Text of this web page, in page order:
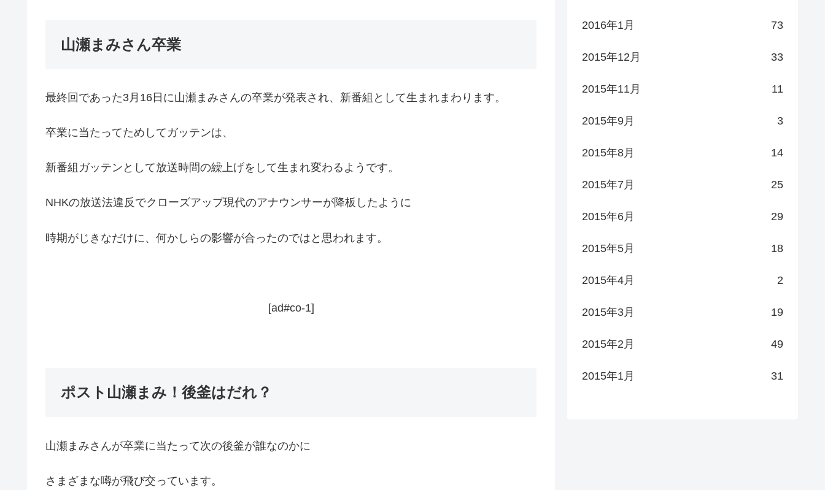
山瀬まみさん卒業
最終回であった3月16日に山瀬まみさんの卒業が発表され、新番組として生まれまわります。
卒業に当たってためしてガッテンは、
新番組ガッテンとして放送時間の繰上げをして生まれ変わるようです。
NHKの放送法違反でクローズアップ現代のアナウンサーが降板したように
時期がじきなだけに、何かしらの影響が合ったのではと思われます。
[ad#co-1]
ポスト山瀬まみ！後釜はだれ？
山瀬まみさんが卒業に当たって次の後釜が誰なのかに
さまざまな噂が飛び交っています。
2016年1月 73
2015年12月 33
2015年11月 11
2015年9月 3
2015年8月 14
2015年7月 25
2015年6月 29
2015年5月 18
2015年4月 2
2015年3月 19
2015年2月 49
2015年1月 31